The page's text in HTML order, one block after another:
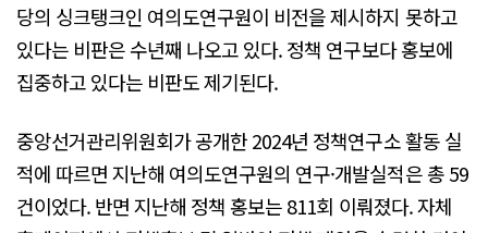
당의 싱크탱크인 여의도연구원이 비전을 제시하지 못하고
있다는 비판은 수년째 나오고 있다. 정책 연구보다 홍보에
집중하고 있다는 비판도 제기된다.
중앙선거관리위원회가 공개한 2024년 정책연구소 활동 실
적에 따르면 지난해 여의도연구원의 연구·개발실적은 총 59
건이었다. 반면 지난해 정책 홍보는 811회 이뤄졌다. 자체